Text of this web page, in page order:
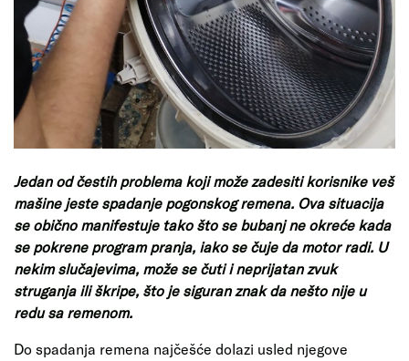
Jedan od čestih problema koji može zadesiti korisnike veš
mašine jeste spadanje pogonskog remena. Ova situacija
se obično manifestuje tako što se bubanj ne okreće kada
se pokrene program pranja, iako se čuje da motor radi. U
nekim slučajevima, može se čuti i neprijatan zvuk
struganja ili škripe, što je siguran znak da nešto nije u
redu sa remenom.
Do spadanja remena najčešće dolazi usled njegove